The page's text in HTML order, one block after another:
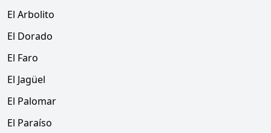
El Arbolito
El Dorado
El Faro
El Jagüel
El Palomar
El Paraíso